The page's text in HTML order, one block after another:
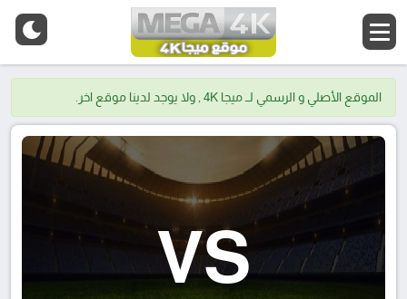
الموقع الأصلي و الرسمي لــ ميجا 4K , ولا يوجد لدينا موقع اخر.
VS